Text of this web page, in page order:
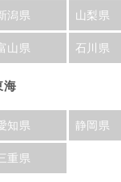
潟県 山梨県
山県 石川県
海
知県 静岡県
重県